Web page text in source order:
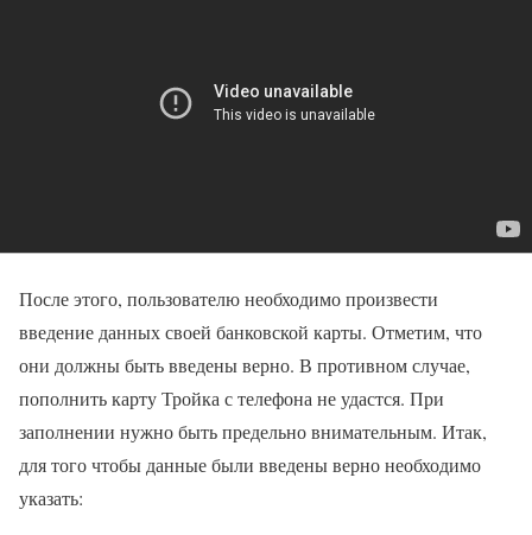
После этого, пользователю необходимо произвести
введение данных своей банковской карты. Отметим, что
они должны быть введены верно. В противном случае,
пополнить карту Тройка с телефона не удастся. При
заполнении нужно быть предельно внимательным. Итак,
для того чтобы данные были введены верно необходимо
указать: